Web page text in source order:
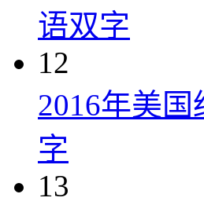
语双字
12
2016年美
字
13